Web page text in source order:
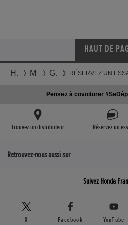
HAUT DE
Honda Motos Gamme RÉSERVEZ UN
Pensez à covoiturer
Trouvez un distributeur Réservez un
Retrouvez-nous aussi sur
Suivez Honda
X Facebook YouTube